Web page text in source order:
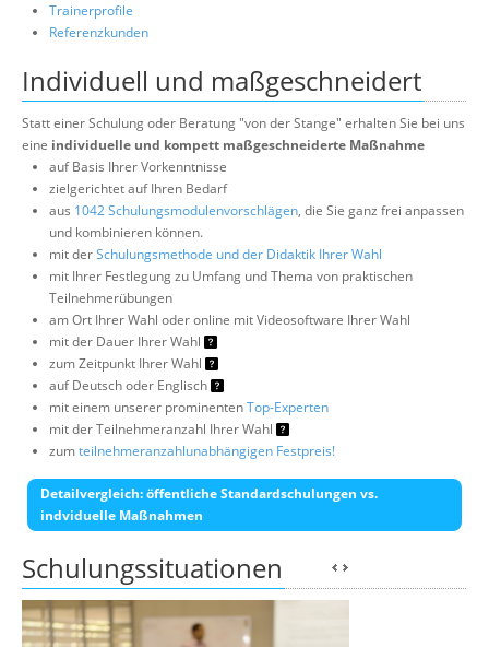
Trainerprofile
Referenzkunden
Individuell und maßgeschneidert
Statt einer Schulung oder Beratung "von der Stange" erhalten Sie bei uns
eine individuelle und kompett maßgeschneiderte Maßnahme
auf Basis Ihrer Vorkenntnisse
zielgerichtet auf Ihren Bedarf
aus 1042 Schulungsmodulenvorschlägen, die Sie ganz frei anpassen
und kombinieren können.
mit derSchulungsmethode und der Didaktik Ihrer Wahl
mit Ihrer Festlegung zu Umfang und Thema von praktischen
Teilnehmerübungen
am Ort Ihrer Wahl oder online mit Videosoftware Ihrer Wahl
mit der Dauer Ihrer Wahl
zum Zeitpunkt Ihrer Wahl
auf Deutsch oder Englisch
mit einem unserer prominentenTop-Experten
mit der Teilnehmeranzahl Ihrer Wahl
zumteilnehmeranzahlunabhängigen Festpreis!
Detailvergleich: öffentliche Standardschulungen vs.
indviduelle Maßnahmen
Schulungssituationen